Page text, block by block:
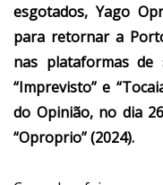
esgotados, Yago
para retornar a
nas plataformas
“Imprevisto” e
do Opinião, no dia
“Oproprio” (2024).